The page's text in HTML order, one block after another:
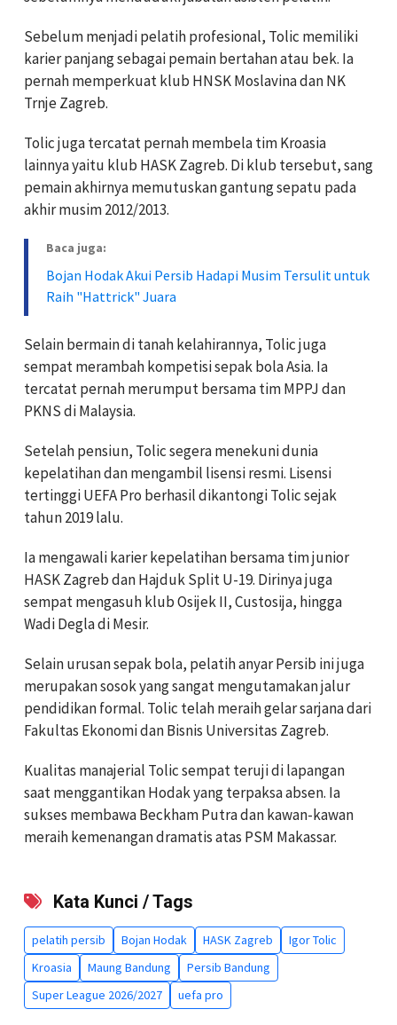
Sebelum menjadi pelatih profesional, Tolic memiliki
karier panjang sebagai pemain bertahan atau bek. Ia
pernah memperkuat klub HNSK Moslavina dan NK
Trnje Zagreb.
Tolic juga tercatat pernah membela tim Kroasia
lainnya yaitu klub HASK Zagreb. Di klub tersebut, sang
pemain akhirnya memutuskan gantung sepatu pada
akhir musim 2012/2013.
Baca juga:
Bojan Hodak Akui Persib Hadapi Musim Tersulit untuk
Raih "Hattrick" Juara
Selain bermain di tanah kelahirannya, Tolic juga
sempat merambah kompetisi sepak bola Asia. Ia
tercatat pernah merumput bersama tim MPPJ dan
PKNS di Malaysia.
Setelah pensiun, Tolic segera menekuni dunia
kepelatihan dan mengambil lisensi resmi. Lisensi
tertinggi UEFA Pro berhasil dikantongi Tolic sejak
tahun 2019 lalu.
Ia mengawali karier kepelatihan bersama tim junior
HASK Zagreb dan Hajduk Split U-19. Dirinya juga
sempat mengasuh klub Osijek II, Custosija, hingga
Wadi Degla di Mesir.
Selain urusan sepak bola, pelatih anyar Persib ini juga
merupakan sosok yang sangat mengutamakan jalur
pendidikan formal. Tolic telah meraih gelar sarjana dari
Fakultas Ekonomi dan Bisnis Universitas Zagreb.
Kualitas manajerial Tolic sempat teruji di lapangan
saat menggantikan Hodak yang terpaksa absen. Ia
sukses membawa Beckham Putra dan kawan-kawan
meraih kemenangan dramatis atas PSM Makassar.
Kata Kunci / Tags
pelatih persib Bojan Hodak HASK Zagreb
Igor Tolic
Kroasia
Maung Bandung
Persib Bandung
Super League 2026/2027
uefa pro